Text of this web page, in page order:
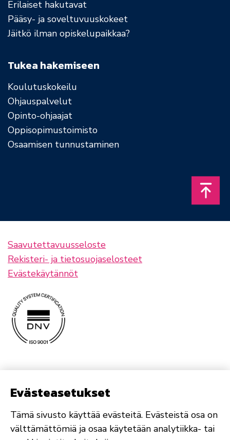
Erilaiset hakutavat
Pääsy- ja soveltuvuuskokeet
Jäitkö ilman opiskelupaikkaa?
Tukea hakemiseen
Koulutuskokeilu
Ohjauspalvelut
Opinto-ohjaajat
Oppisopimustoimisto
Osaamisen tunnustaminen
Saavutettavuusseloste
Rekisteri- ja tietosuojaselosteet
Evästekäytännöt
Evästeasetukset
Tämä sivusto käyttää evästeitä. Evästeistä osa on
välttämättömiä ja osaa käytetään analytiikka- tai